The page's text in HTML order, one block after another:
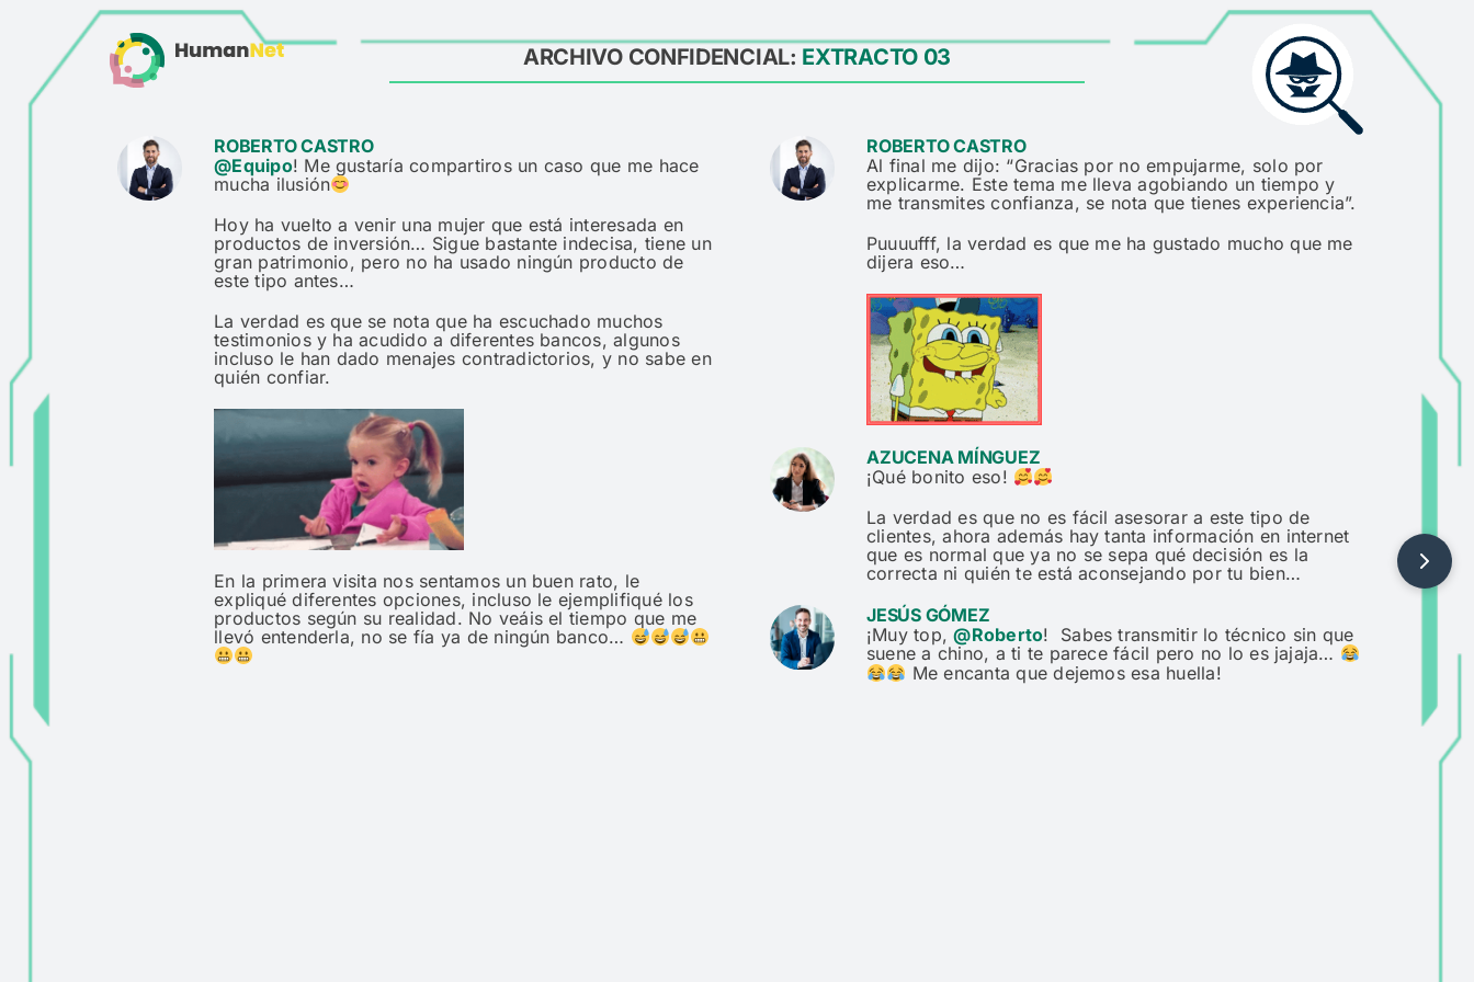
content
ARCHIVO CONFIDENCIAL: EXTRACTO 03
ROBERTO CASTRO
@Equipo! Me gustaría compartiros un caso que me hace
mucha ilusión
Hoy ha vuelto a venir una mujer que está interesada en
productos de inversión… Sigue bastante indecisa, tiene un
gran patrimonio, pero no ha usado ningún producto de
este tipo antes…
La verdad es que se nota que ha escuchado muchos
testimonios y ha acudido a diferentes bancos, algunos
incluso le han dado menajes contradictorios, y no sabe en
quién confiar.
En la primera visita nos sentamos un buen rato, le
expliqué diferentes opciones, incluso le ejemplifiqué los
productos según su realidad. No veáis el tiempo que me
llevó entenderla, no se fía ya de ningún banco…
ROBERTO CASTRO
Al final me dijo: “Gracias por no empujarme, solo por
explicarme. Este tema me lleva agobiando un tiempo y
me transmites confianza, se nota que tienes experiencia”.
Puuuufff, la verdad es que me ha gustado mucho que me
dijera eso…
AZUCENA MÍNGUEZ
¡Qué bonito eso!
La verdad es que no es fácil asesorar a este tipo de
clientes, ahora además hay tanta información en internet
que es normal que ya no se sepa qué decisión es la
correcta ni quién te está aconsejando por tu bien…
JESÚS GÓMEZ
¡Muy top,@Roberto! Sabes transmitir lo técnico sin que
suene a chino, a ti te parece fácil pero no lo es jajaja…
Me encanta que dejemos esa huella!